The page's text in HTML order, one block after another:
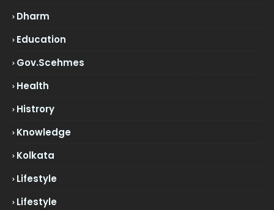
Dharm
Education
Gov.scehmes
Health
Histrory
Knowledge
Kolkata
Lifestyle
Lifestyle